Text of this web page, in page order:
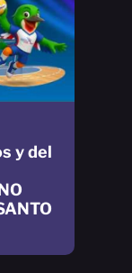
y del